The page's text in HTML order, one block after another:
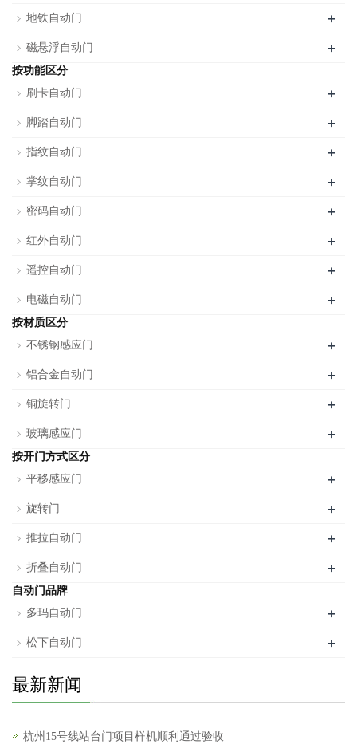
地铁自动门 +
磁悬浮自动门 +
按功能区分
刷卡自动门
+
脚踏自动门 +
指纹自动门 +
掌纹自动门 +
密码自动门 +
红外自动门 +
遥控自动门 +
电磁自动门 +
按材质区分
不锈钢感应门
+
铝合金自动门 +
铜旋转门 +
玻璃感应门 +
按开门方式区分
平移感应门
+
旋转门 +
推拉自动门 +
折叠自动门 +
自动门品牌
多玛自动门
+
松下自动门 +
最新新闻
杭州15号线站台门项目样机顺利通过验收